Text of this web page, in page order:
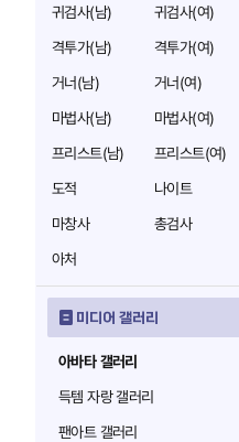
귀검사(남)
귀검사(여)
격투가(남)
격투가(여)
거너(남)
거너(여)
마법사(남)
마법사(여)
프리스트(남)
프리스트(여)
도적
나이트
마창사
총검사
아처
미디어 갤러리
아바타 갤러리
득템 자랑 갤러리
팬아트 갤러리